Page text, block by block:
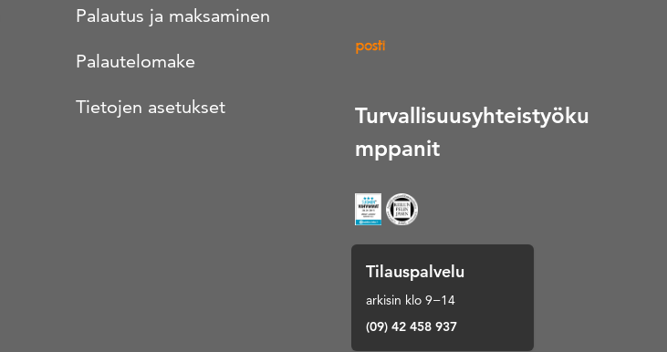
Palautus ja maksaminen
Palautelomake
Tietojen asetukset
Turvallisuusyhteistyöku
mppanit
Tilauspalvelu
arkisin klo 9−14
(09) 42 458 937